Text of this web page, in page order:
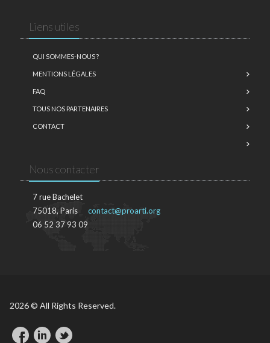
Liens utiles
QUI SOMMES-NOUS ?
MENTIONS LÉGALES
FAQ
TOUS NOS PARTENAIRES
CONTACT
Nous contacter
7 rue Bachelet
75018, Paris
06 52 37 93 09
contact@proarti.org
2026 © All Rights Reserved.